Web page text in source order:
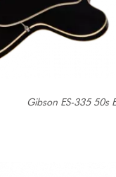
Gibson ES-335 50s